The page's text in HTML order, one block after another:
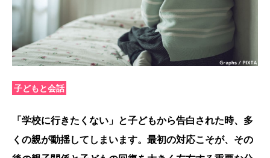
子どもと会話
「学校に行きたくない」と子どもから告白された時、多
くの親が動揺してしまいます。最初の対応こそが、その